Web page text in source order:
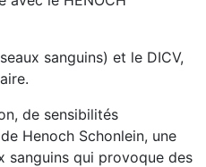
sanguins) et le DICV,
de sensibilités
Henoch Schonlein, une
sanguins qui provoque des